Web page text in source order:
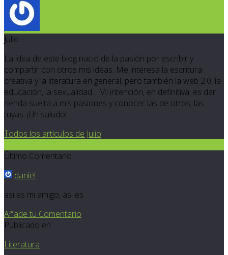
Julio
La idea de este blog nació de la pasión por escribir y
compartir con otros mis ideas. Me interesa la escritura
creativa y la literatura en general, pero también la web 2.0, la
educación, la sexualidad... Mi intención, en definitiva, es dar
rienda suelta a mis pasiones y conocer las de otros; las
tuyas. ¡Un saludo!
Todos los artículos de Julio
Último Comentario
daniel
asi es mi amigo, asi es
Añade tu Comentario
Publicado en
Literatura